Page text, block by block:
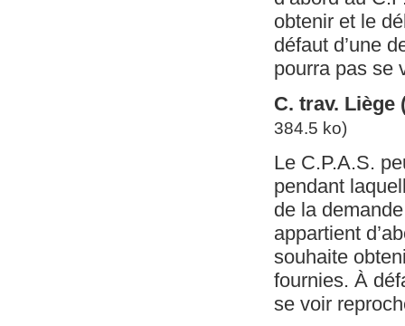
obtenir et le
défaut d’une
pourra pas se
C. trav. Liège
384.5 ko)
Le C.P.A.S.
pendant
de la
appartient
souhaite
fournies. À
se voir